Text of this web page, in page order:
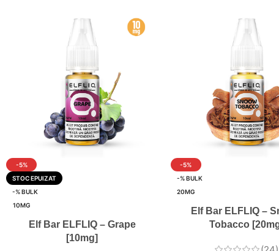
-5%
STOC EPUIZAT
-% BULK
10MG
Elf Bar ELFLIQ – Grape
[10mg]
-5%
-% BULK
20MG
Elf Bar ELFLIQ –
Tobacco